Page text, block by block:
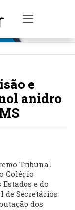
Toggle
e
anidro
Tribunal
Colégio
e do
de Secretários
dos